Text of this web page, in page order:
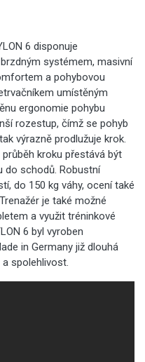
6 disponuje
systémem, masivní
a pohybovou
umístěným
ergonomie pohybu
rozestup, čímž se pohyb
výrazně prodlužuje krok.
kroku přestává být
do schodů. Robustní
do 150 kg váhy, ocení také
je také možné
a využit tréninkové
6 byl vyroben
in Germany již dlouhá
spolehlivost.